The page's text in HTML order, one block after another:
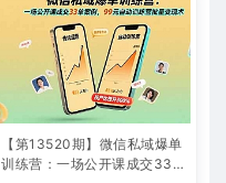
【第13520期】微信私域爆单
训练营：一场公开课成交33